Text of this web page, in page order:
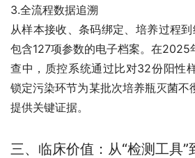
3.全流程数据追溯
从样本接收、条码绑定、培养过程
包含127项参数的电子档案。在2025
查中，质控系统通过比对32份阳性
锁定污染环节为某批次培养瓶灭菌不
提供关键证据。
三、临床价值：从“检测工具”